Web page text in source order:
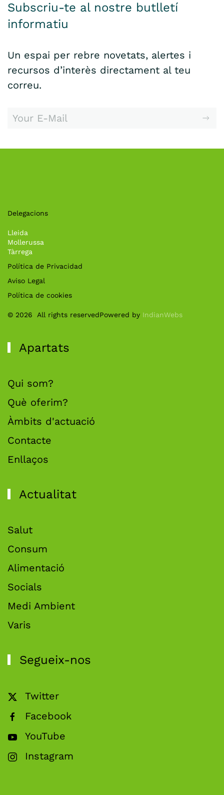
Subscriu-te al nostre butlletí
informatiu
Un espai per rebre novetats, alertes i
recursos d’interès directament al teu
correu.
Delegacions
Lleida
Mollerussa
Tàrrega
Política de Privacidad
Aviso Legal
Política de cookies
© 2026 All rights reservedPowered by IndianWebs
Apartats
Qui som?
Què oferim?
Àmbits d'actuació
Contacte
Enllaços
Actualitat
Salut
Consum
Alimentació
Socials
Medi Ambient
Varis
Segueix-nos
Twitter
Facebook
YouTube
Instagram